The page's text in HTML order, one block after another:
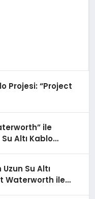
Projesi: “Project
ile
Su Altı Kablo
Su Altı
Waterworth ile